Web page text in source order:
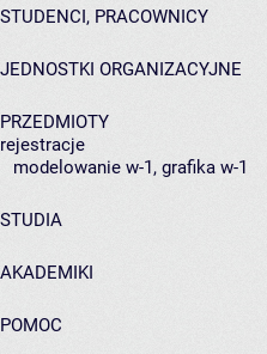
STUDENCI, PRACOWNICY
JEDNOSTKI ORGANIZACYJNE
PRZEDMIOTY
rejestracje
modelowanie w-1, grafika w-1
STUDIA
AKADEMIKI
POMOC